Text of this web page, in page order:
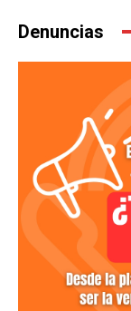
Denuncias